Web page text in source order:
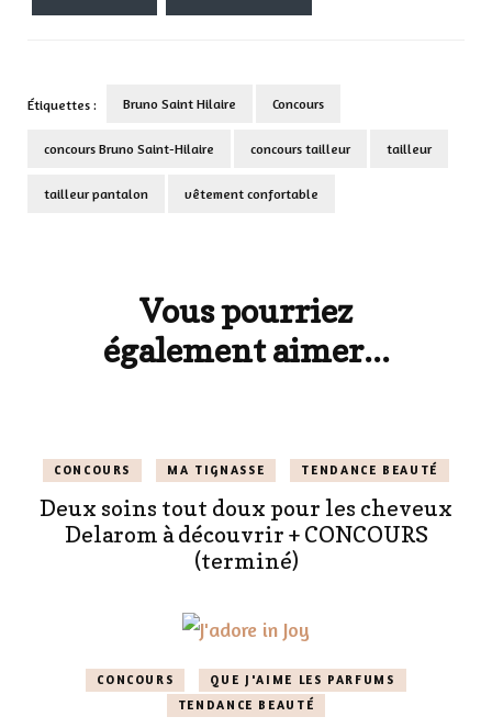
Étiquettes : Bruno Saint Hilaire Concours
concours Bruno Saint-Hilaire concours tailleur tailleur
tailleur pantalon vêtement confortable
Vous pourriez
également aimer...
CONCOURS MA TIGNASSE TENDANCE BEAUTÉ
Deux soins tout doux pour les cheveux
Delarom à découvrir + CONCOURS
(terminé)
CONCOURS
QUE J'AIME LES PARFUMS
TENDANCE BEAUTÉ